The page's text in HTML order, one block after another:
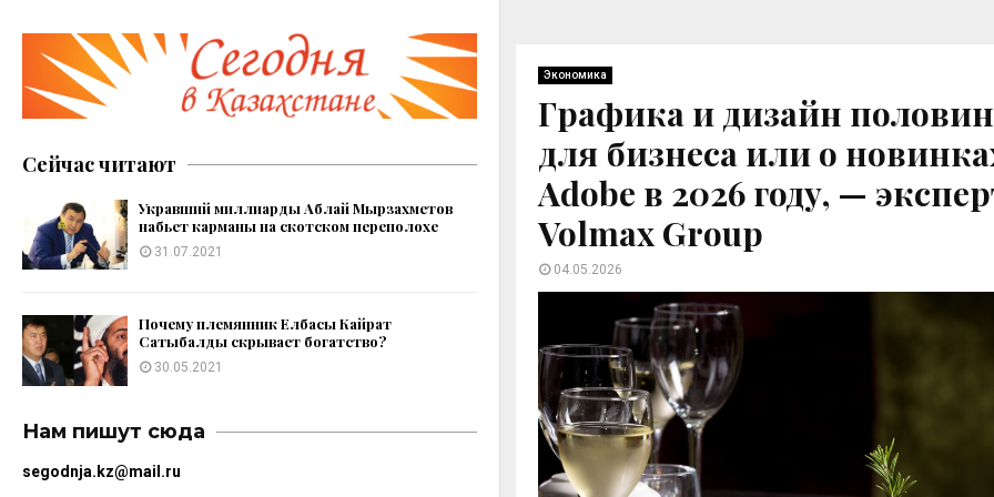
Сейчас читают
Укравший миллиарды Аблай Мырзахметов
набьет карманы на скотском переполохе
31.07.2021
Почему племянник Елбасы Кайрат
Сатыбалды скрывает богатство?
30.05.2021
Нам пишут сюда
segodnja.kz@mail.ru
Экономика
Графика и дизайн
для бизнеса или о
Adobe в 2026 году, —
Volmax Group
04.05.2026